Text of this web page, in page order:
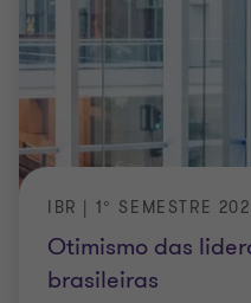
Otimismo das
brasileiras
IBR | 1° SEMESTRE